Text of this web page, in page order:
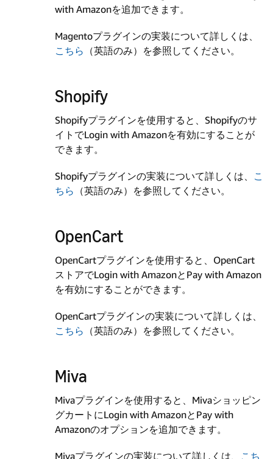
with Amazonを追加できます。
Magentoプラグインの実装について詳しくは、
こちら （英語のみ）を参照してください。
Shopify
Shopifyプラグインを使用すると、Shopifyのサ
イトでLogin with Amazonを有効にすることが
できます。
Shopifyプラグインの実装について詳しくは、 こ
ちら （英語のみ）を参照してください。
OpenCart
OpenCartプラグインを使用すると、OpenCart
ストアでLogin with AmazonとPay with Amazon
を有効にすることができます。
OpenCartプラグインの実装について詳しくは、
こちら （英語のみ）を参照してください。
Miva
Mivaプラグインを使用すると、Mivaショッピン
グカートにLogin with AmazonとPay with
Amazonのオプションを追加できます。
Mivaプラグインの実装について詳しくは、 こち